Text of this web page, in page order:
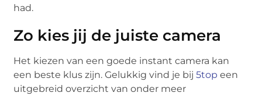
had.
Zo kies jij de juiste camera
Het kiezen van een goede instant camera kan
een beste klus zijn. Gelukkig vind je bij5top een
uitgebreid overzicht van onder meer